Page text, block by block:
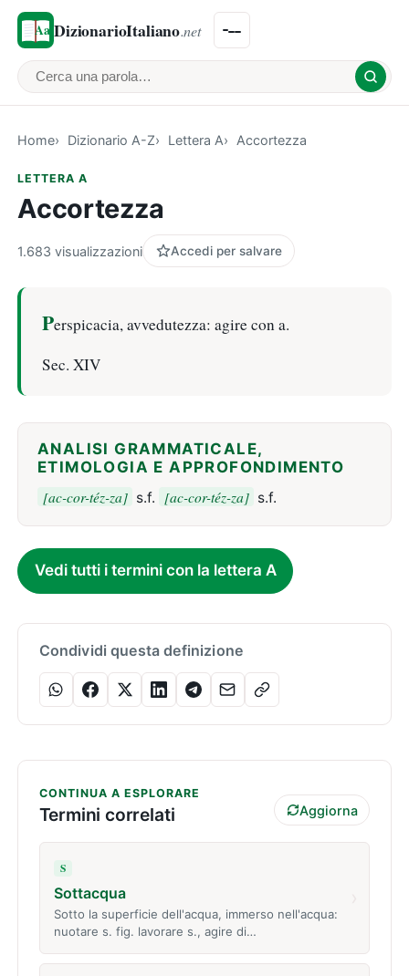
DizionarioItaliano.net
Cerca una parola
Home Dizionario A-Z Lettera A Accortezza
LETTERA A
Accortezza
1.683 visualizzazioni Accedi per salvare
Perspicacia, avvedutezza: agire con a.
Sec. XIV
ANALISI GRAMMATICALE,
ETIMOLOGIA E APPROFONDIMENTO
[ac-cor-téz-za] s.f. [ac-cor-téz-za] s.f.
Vedi tutti i termini con la lettera A
Condividi questa definizione
CONTINUA A ESPLORARE
Termini correlati Aggiorna
S
Sottacqua
Sotto la superficie dell'acqua, immerso nell'acqua:
nuotare s. fig. lavorare s., agire di…